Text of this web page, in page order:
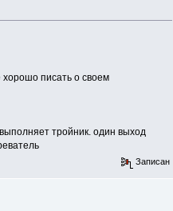
хорошо писать о своем
тройник. один выход
Записан